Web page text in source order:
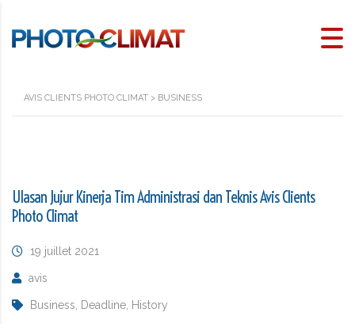
AVIS CLIENTS PHOTO CLIMAT > BUSINESS
Ulasan Jujur Kinerja Tim Administrasi dan Teknis Avis Clients
Photo Climat
19 juillet 2021
avis
Business, Deadline, History